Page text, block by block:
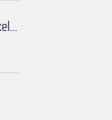
Réserver meilleurs bars avec terrasse Ixelles